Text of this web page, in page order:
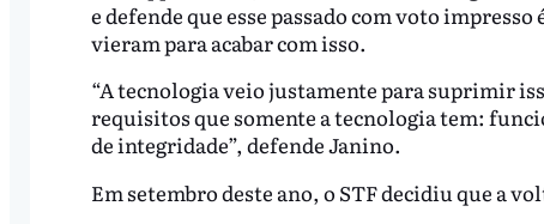
e defende que esse passado com voto
vieram para acabar com isso.
“A tecnologia veio justamente para suprimir
requisitos que somente a tecnologia tem:
de integridade”, defende Janino.
Em setembro deste ano, o STF decidiu que a